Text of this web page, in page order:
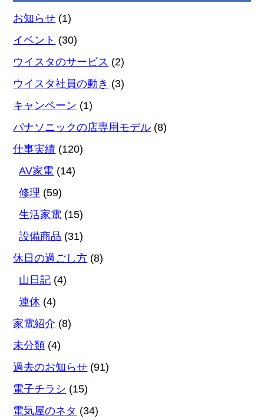
お知らせ (1)
イベント (30)
ウイスタのサービス (2)
ウイスタ社員の動き (3)
キャンペーン (1)
パナソニックの店専用モデル (8)
仕事実績 (120)
AV家電 (14)
修理 (59)
生活家電 (15)
設備商品 (31)
休日の過ごし方 (8)
山日記 (4)
連休 (4)
家電紹介 (8)
未分類 (4)
過去のお知らせ (91)
電子チラシ (15)
電気屋のネタ (34)